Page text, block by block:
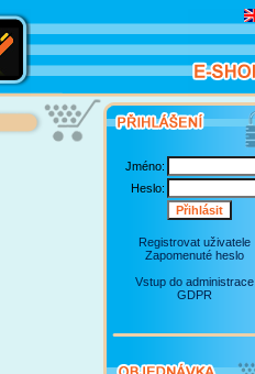
Jméno:
Heslo:
Registrovat uživatele
Zapomenuté heslo
Vstup do administrace
GDPR